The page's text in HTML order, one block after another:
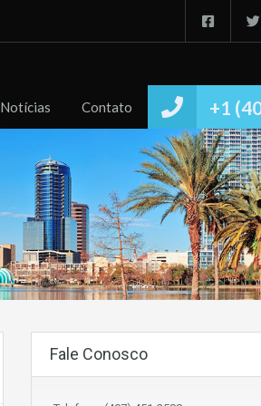
Início Imóvies Conheça
+1
Notícias Contato
Fale Conosco